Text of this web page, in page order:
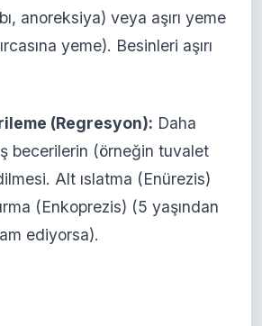
anoreksiya) veya aşırı yeme
yeme). Besinleri aşırı
(Regresyon): Daha
becerilerin (örneğin tuvalet
Alt ıslatma (Enürezis)
(Enkoprezis) (5 yaşından
ediyorsa).